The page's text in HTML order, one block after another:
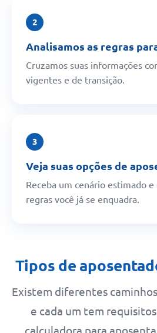
2
Analisamos as regras
Cruzamos suas informações
vigentes e de transição.
3
Veja suas opções de
Receba um cenário estimado
regras você já se enquadra.
Tipos de
Existem diferentes
e cada um tem
calculadora para